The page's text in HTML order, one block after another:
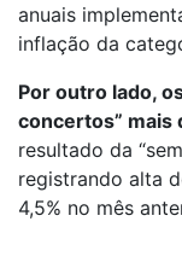
anuais
inflação da
Por outro lado,
concertos” mais
resultado da
registrando alta
4,5% no mês